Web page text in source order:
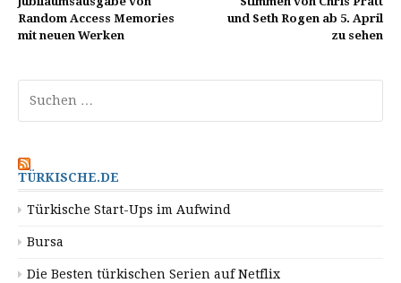
Random Access Memories
mit neuen Werken
und Seth Rogen ab 5. April
zu sehen
nach:
TÜRKISCHE.DE
Türkische Start-Ups im Aufwind
Bursa
Die Besten türkischen Serien auf Netflix